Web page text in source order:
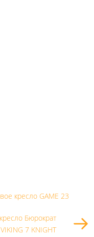
кресло GAME 23
Бюрократ
VIKING 7 KNIGHT